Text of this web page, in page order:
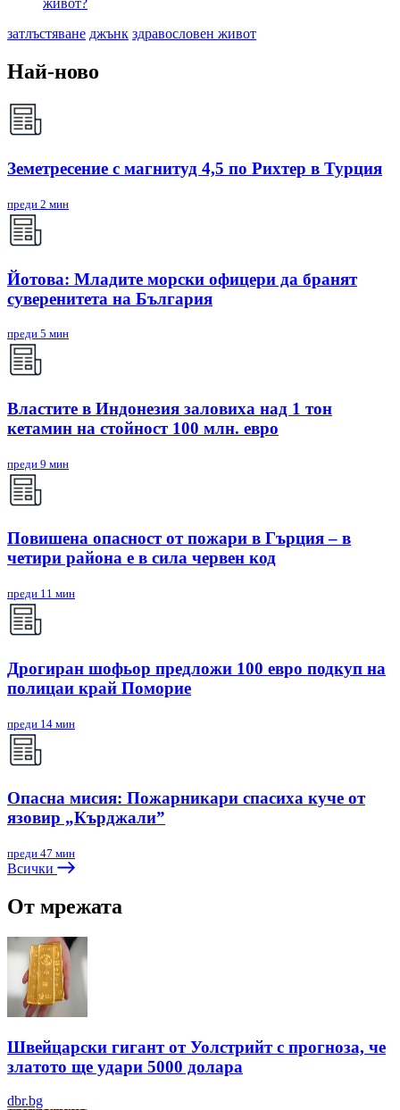
затлъстяване джънк здравословен живот
Най-ново
Земетресение с магнитуд 4,5 по Рихтер в Турция
преди 2 мин
Йотова: Младите морски офицери да бранят
суверенитета на България
преди 5 мин
Властите в Индонезия заловиха над 1 тон
кетамин на стойност 100 млн. евро
преди 9 мин
Повишена опасност от пожари в Гърция – в
четири района е в сила червен код
преди 11 мин
Дрогиран шофьор предложи 100 евро подкуп на
полицаи край Поморие
преди 14 мин
Опасна мисия: Пожарникари спасиха куче от
язовир „Кърджали”
преди 47 мин
Всички
От мрежата
Швейцарски гигант от Уолстрийт с прогноза, че
златото ще удари 5000 долара
dbr.bg